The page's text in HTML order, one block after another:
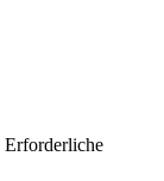
Erforderliche